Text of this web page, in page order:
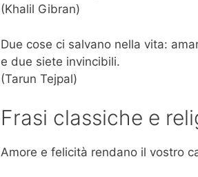
(Khalil Gibran)
Due cose ci salvano nella vita:
e due siete invincibili.
(Tarun Tejpal)
Frasi classiche e
Amore e felicità rendano il vostro